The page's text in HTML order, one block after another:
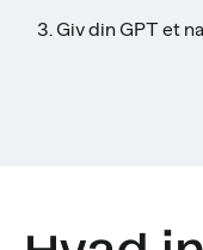
Giv din GPT et